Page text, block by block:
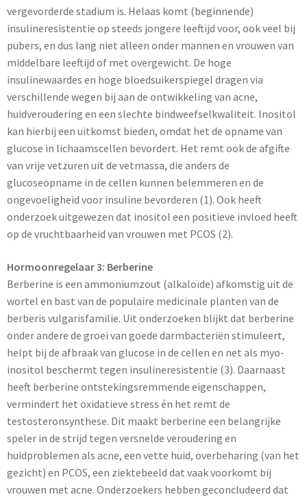
vergevorderde stadium is. Helaas komt (beginnende)
insulineresistentie op steeds jongere leeftijd voor, ook veel bij
pubers, en dus lang niet alleen onder mannen en vrouwen van
middelbare leeftijd of met overgewicht. De hoge
insulinewaardes en hoge bloedsuikerspiegel dragen via
verschillende wegen bij aan de ontwikkeling van acne,
huidveroudering en een slechte bindweefselkwaliteit. Inositol
kan hierbij een uitkomst bieden, omdat het de opname van
glucose in lichaamscellen bevordert. Het remt ook de afgifte
van vrije vetzuren uit de vetmassa, die anders de
glucoseopname in de cellen kunnen belemmeren en de
ongevoeligheid voor insuline bevorderen (1). Ook heeft
onderzoek uitgewezen dat inositol een positieve invloed heeft
op de vruchtbaarheid van vrouwen met PCOS (2).
Hormoonregelaar 3: Berberine
Berberine is een ammoniumzout (alkaloïde) afkomstig uit de
wortel en bast van de populaire medicinale planten van de
berberis vulgarisfamilie. Uit onderzoeken blijkt dat berberine
onder andere de groei van goede darmbacteriën stimuleert,
helpt bij de afbraak van glucose in de cellen en net als myo-
inositol beschermt tegen insulineresistentie (3). Daarnaast
heeft berberine ontstekingsremmende eigenschappen,
vermindert het oxidatieve stress én het remt de
testosteronsynthese. Dit maakt berberine een belangrijke
speler in de strijd tegen versnelde veroudering en
huidproblemen als acne, een vette huid, overbeharing (van het
gezicht) en PCOS, een ziektebeeld dat vaak voorkomt bij
vrouwen met acne. Onderzoekers hebben geconcludeerd dat